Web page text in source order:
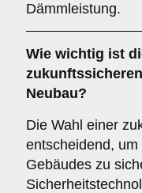
Dämmleistung.
Wie wichtig ist
zukunftssicheren
Neubau?
Die Wahl einer
entscheidend,
Gebäudes zu